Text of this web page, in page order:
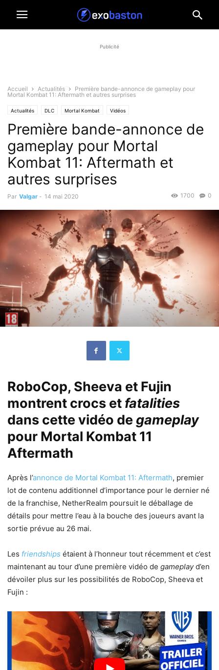
Publicité
Accueil Actualités
Première bande-annonce de gameplay pour
Mortal Kombat 11: Aftermath et autres surprises
Actualités DLC Mortal Kombat Vidéos
Première bande-annonce de
gameplay pour Mortal
Kombat 11: Aftermath et
autres surprises
Par Valgar - 14 mai 2020 0
1700
RoboCop, Sheeva et Fujin
montrent crocs et fatalities
dans cette vidéo de gameplay
pour Mortal Kombat 11
Aftermath
Après l’annonce de Mortal Kombat 11: Aftermath, premier
lot de contenu additionnel d’importance pour le dernier né
de la franchise, NetherRealm poursuit le déballage de
détails pour mettre l’eau à la bouche des joueurs avant la
sortie prévue au 26 mai.
Les friendships étaient à l’honneur tout récemment et c’est
maintenant au tour d’une première vidéo de gameplayd’en
dévoiler plus sur les possibilités de RoboCop, Sheeva et
Fujin :